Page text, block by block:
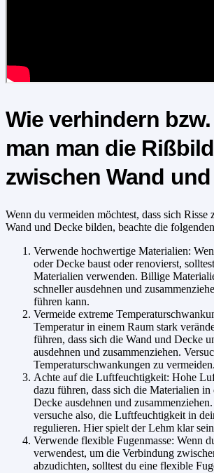
Wie verhindern
man man die
zwischen Wand
Wenn du vermeiden möchtest, dass sich Risse
Wand und Decke bilden, beachte die
Verwende hochwertige Materialien:
oder Decke baust oder renovierst,
Materialien verwenden. Billige
schneller ausdehnen und
führen kann.
Vermeide extreme
Temperatur in einem Raum stark
führen, dass sich die Wand und Decke
ausdehnen und zusammenziehen.
Temperaturschwankungen zu vermeiden.
Achte auf die Luftfeuchtigkeit: Hohe
dazu führen, dass sich die Materialien in
Decke ausdehnen und
versuche also, die Luftfeuchtigkeit in
regulieren. Hier spielt der Lehm klar
Verwende flexible Fugenmasse: Wenn
verwendest, um die Verbindung
abzudichten, solltest du eine flexible